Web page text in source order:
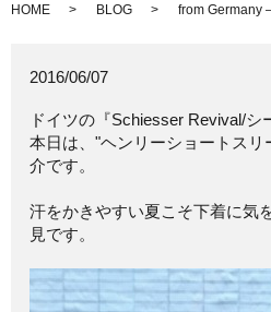
HOME BLOG from Germany
2016/06/07
ドイツの『Schiesser Revival/シ
本日は、"ヘンリーショートスリ
介です。
汗をかきやすい夏こそ下着に気
見です。